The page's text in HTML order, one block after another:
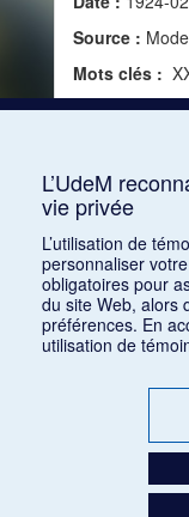
Source :
Mots clés :
1
L’UdeM
vie privée
L’utilisation de
personnaliser
obligatoires pour
du site Web, alors
préférences. En
utilisation de